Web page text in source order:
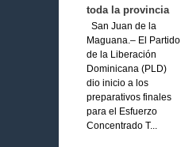
toda la provincia
San Juan de la
Maguana.– El Partido
de la Liberación
Dominicana (PLD)
dio inicio a los
preparativos finales
para el Esfuerzo
Concentrado T...